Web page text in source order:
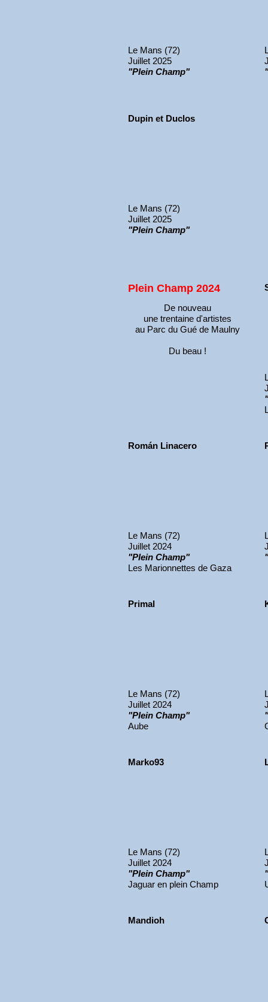
Le Mans (72)
Juillet 2025
"Plein Champ"
Dupin et Duclos
Le Mans (72)
Juillet 2025
"Plein Champ"
Plein Champ 2024
De nouveau
une trentaine d'artistes
au Parc du Gué de Maulny
Du beau !
Román Linacero
Le Mans (72)
Juillet 2024
"Plein Champ"
Les Marionnettes de Gaza
Primal
Le Mans (72)
Juillet 2024
"Plein Champ"
Aube
Marko93
Le Mans (72)
Juillet 2024
"Plein Champ"
Jaguar en plein Champ
Mandioh